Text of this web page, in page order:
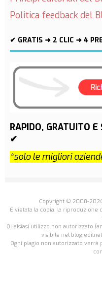
Politica feedback del
✔ GRATIS ➜ 2 CLIC ➜ 4
RAPIDO, GRATUITO
✔
*solo le migliori
Copyright © 2008-
É vietata la copia, la riproduzione
Qualsiasi utilizzo non autorizzato
visibile nel
Ogni plagio non autorizzato